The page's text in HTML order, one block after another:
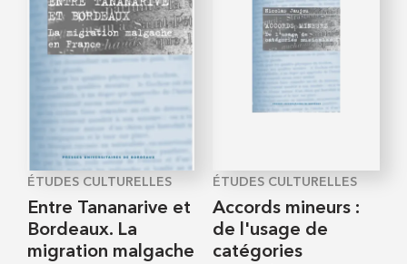
ÉTUDES CULTURELLES
Entre Tananarive et
Bordeaux. La
migration malgache
ÉTUDES CULTURELLES
Accords mineurs :
de l'usage de
catégories